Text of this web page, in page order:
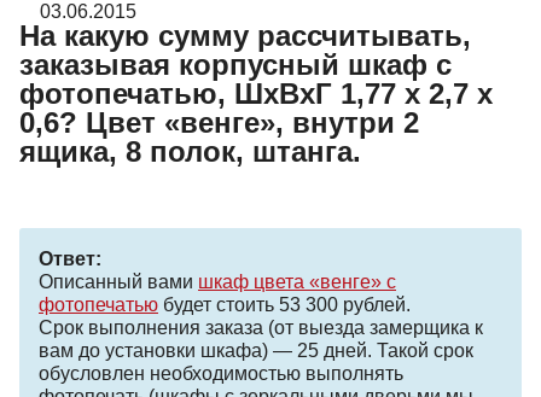
03.06.2015
На какую сумму рассчитывать,
заказывая корпусный шкаф с
фотопечатью, ШхВхГ 1,77 х 2,7 х
0,6? Цвет «венге», внутри 2
ящика, 8 полок, штанга.
Ответ:
Описанный вами шкаф цвета «венге» с
фотопечатью будет стоить 53 300 рублей.
Срок выполнения заказа (от выезда замерщика к
вам до установки шкафа) — 25 дней. Такой срок
обусловлен необходимостью выполнять